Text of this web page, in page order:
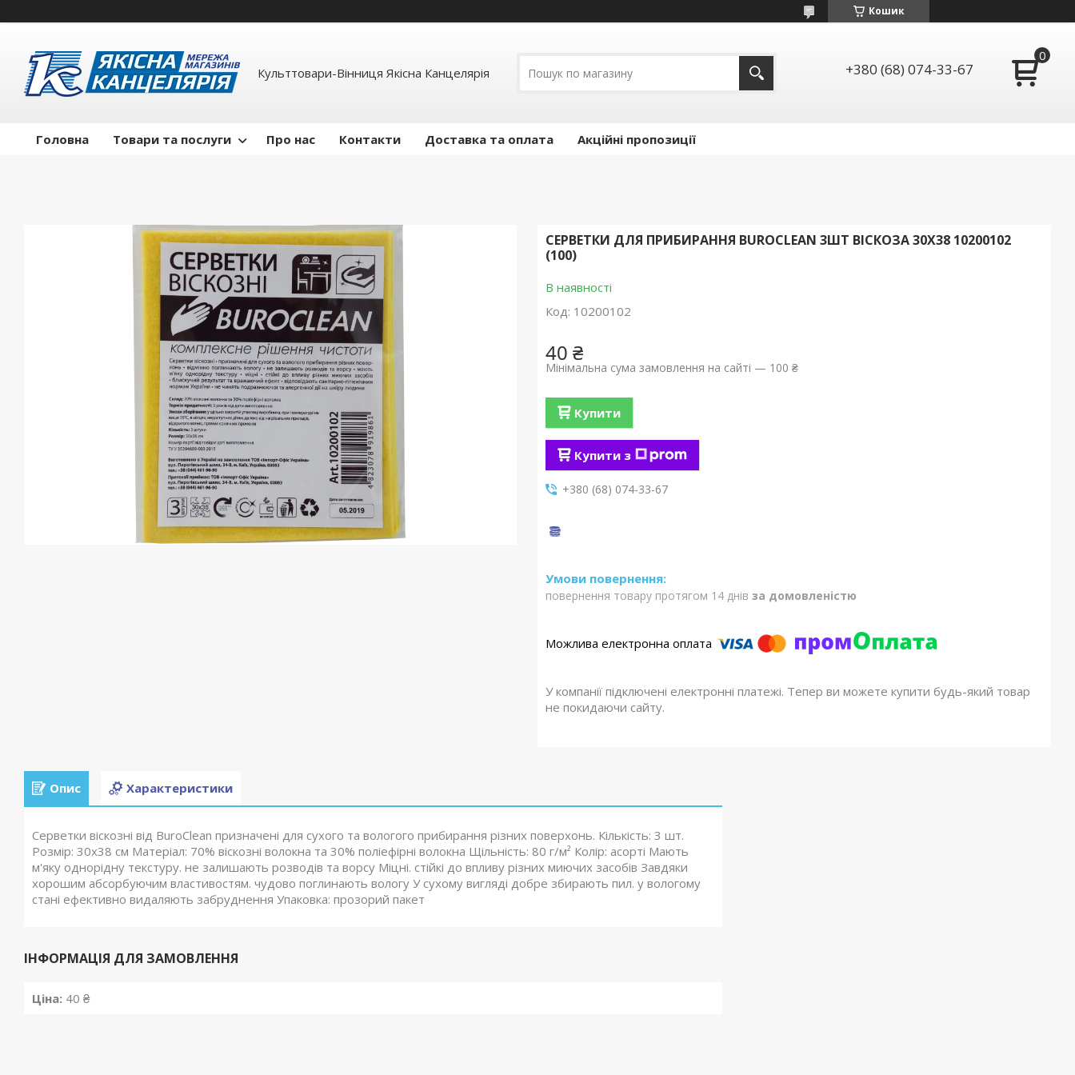
Кошик
Культтовари-Вінниця Якісна Канцелярія +380 (68) 074-33-67
Головна Товари та послуги Про нас Контакти Доставка та оплата Акційні пропозиції
СЕРВЕТКИ ДЛЯ ПРИБИРАННЯ BUROCLEAN 3ШТ ВІСКОЗА 30Х38 10200102
(100)
В наявності
Код: 10200102
40 ₴
Мінімальна сума замовлення на сайті — 100 ₴
Купити
Купити з
+380 (68) 074-33-67
повернення товару протягом 14 днів за домовленістю
У компанії підключені електронні платежі. Тепер ви можете купити будь-який товар
не покидаючи сайту.
Опис Характеристики
Серветки віскозні від BuroClean призначені для сухого та вологого прибирання різних поверхонь. Кількість: 3 шт.
Розмір: 30х38 см Матеріал: 70% віскозні волокна та 30% поліефірні волокна Щільність: 80 г/м² Колір: асорті Мають
м'яку однорідну текстуру. не залишають розводів та ворсу Міцні. стійкі до впливу різних миючих засобів Завдяки
хорошим абсорбуючим властивостям. чудово поглинають вологу У сухому вигляді добре збирають пил. у вологому
стані ефективно видаляють забруднення Упаковка: прозорий пакет
ІНФОРМАЦІЯ ДЛЯ ЗАМОВЛЕННЯ
Ціна: 40 ₴